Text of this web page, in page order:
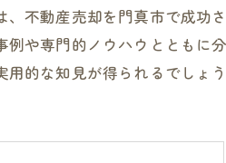
不動産売却を門真市で成功
や専門的ノウハウとともに
的な知見が得られるでしょう